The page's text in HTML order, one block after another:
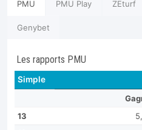
PMU PMU Play ZEturf
Genybet
Les rapports PMU
Simple
13